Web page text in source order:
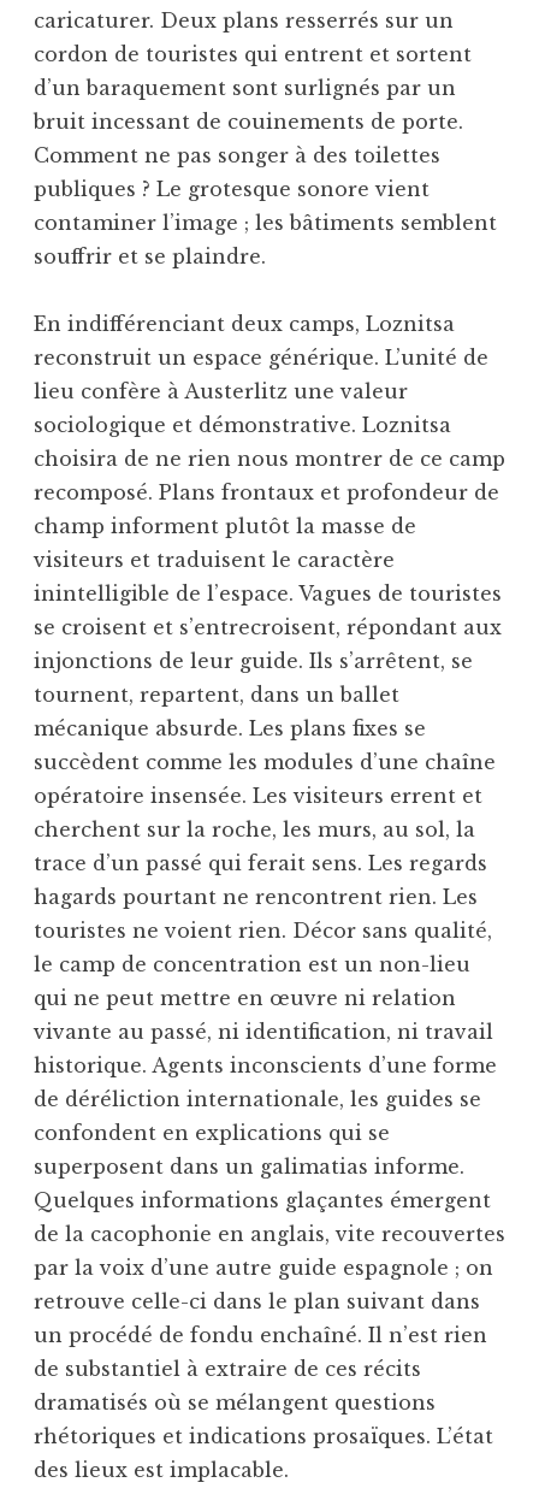
caricaturer. Deux plans resserrés sur un
cordon de touristes qui entrent et sortent
d’un baraquement sont surlignés par un
bruit incessant de couinements de porte.
Comment ne pas songer à des toilettes
publiques ? Le grotesque sonore vient
contaminer l’image ; les bâtiments semblent
souffrir et se plaindre.
En indifférenciant deux camps, Loznitsa
reconstruit un espace générique. L’unité de
lieu confère à Austerlitz une valeur
sociologique et démonstrative. Loznitsa
choisira de ne rien nous montrer de ce camp
recomposé. Plans frontaux et profondeur de
champ informent plutôt la masse de
visiteurs et traduisent le caractère
inintelligible de l’espace. Vagues de touristes
se croisent et s’entrecroisent, répondant aux
injonctions de leur guide. Ils s’arrêtent, se
tournent, repartent, dans un ballet
mécanique absurde. Les plans fixes se
succèdent comme les modules d’une chaîne
opératoire insensée. Les visiteurs errent et
cherchent sur la roche, les murs, au sol, la
trace d’un passé qui ferait sens. Les regards
hagards pourtant ne rencontrent rien. Les
touristes ne voient rien. Décor sans qualité,
le camp de concentration est un non-lieu
qui ne peut mettre en œuvre ni relation
vivante au passé, ni identification, ni travail
historique. Agents inconscients d’une forme
de déréliction internationale, les guides se
confondent en explications qui se
superposent dans un galimatias informe.
Quelques informations glaçantes émergent
de la cacophonie en anglais, vite recouvertes
par la voix d’une autre guide espagnole ; on
retrouve celle-ci dans le plan suivant dans
un procédé de fondu enchaîné. Il n’est rien
de substantiel à extraire de ces récits
dramatisés où se mélangent questions
rhétoriques et indications prosaïques. L’état
des lieux est implacable.